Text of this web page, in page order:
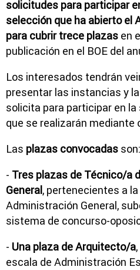
solicitudes para participar
selección que ha abierto el
para cubrir trece plazas en
publicación en el BOE del
Los interesados tendrán
presentar las instancias y
solicita para participar en
que se realizarán mediante
Las plazas convocadas son:
- Tres plazas de Técnico/a
General, pertenecientes a
Administración General,
sistema de concurso-
- Una plaza de Arquitecto/a
escala de Administración